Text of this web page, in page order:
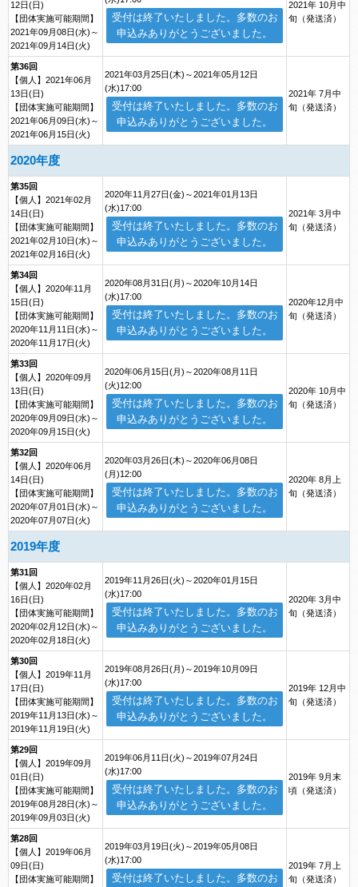
12日(日)
【団体実施可能期間】
2021年09月08日(水)～
2021年09月14日(火)
受付は終了いたしました。多数のお
申込みありがとうございました。
2021年 10月中
旬（発送済）
第36回
【個人】2021年06月
13日(日)
【団体実施可能期間】
2021年06月09日(水)～
2021年06月15日(火)
2021年03月25日(木)～2021年05月12日
(水)17:00
受付は終了いたしました。多数のお
申込みありがとうございました。
2021年 7月中
旬（発送済）
2020年度
第35回
【個人】2021年02月
14日(日)
【団体実施可能期間】
2021年02月10日(水)～
2021年02月16日(火)
2020年11月27日(金)～2021年01月13日
(水)17:00
受付は終了いたしました。多数のお
申込みありがとうございました。
2021年 3月中
旬（発送済）
第34回
【個人】2020年11月
15日(日)
【団体実施可能期間】
2020年11月11日(水)～
2020年11月17日(火)
2020年08月31日(月)～2020年10月14日
(水)17:00
受付は終了いたしました。多数のお
申込みありがとうございました。
2020年12月中
旬（発送済）
第33回
【個人】2020年09月
13日(日)
【団体実施可能期間】
2020年09月09日(水)～
2020年09月15日(火)
2020年06月15日(月)～2020年08月11日
(火)12:00
受付は終了いたしました。多数のお
申込みありがとうございました。
2020年 10月中
旬（発送済）
第32回
【個人】2020年06月
14日(日)
【団体実施可能期間】
2020年07月01日(水)～
2020年07月07日(火)
2020年03月26日(木)～2020年06月08日
(月)12:00
受付は終了いたしました。多数のお
申込みありがとうございました。
2020年 8月上
旬（発送済）
2019年度
第31回
【個人】2020年02月
16日(日)
【団体実施可能期間】
2020年02月12日(水)～
2020年02月18日(火)
2019年11月26日(火)～2020年01月15日
(水)17:00
受付は終了いたしました。多数のお
申込みありがとうございました。
2020年 3月中
旬（発送済）
第30回
【個人】2019年11月
17日(日)
【団体実施可能期間】
2019年11月13日(水)～
2019年11月19日(火)
2019年08月26日(月)～2019年10月09日
(水)17:00
受付は終了いたしました。多数のお
申込みありがとうございました。
2019年 12月中
旬（発送済）
第29回
【個人】2019年09月
01日(日)
【団体実施可能期間】
2019年08月28日(水)～
2019年09月03日(火)
2019年06月11日(火)～2019年07月24日
(水)17:00
受付は終了いたしました。多数のお
申込みありがとうございました。
2019年 9月末
頃（発送済）
第28回
【個人】2019年06月
09日(日)
【団体実施可能期間】
2019年03月19日(火)～2019年05月08日
(水)17:00
受付は終了いたしました。多数のお
2019年 7月上
旬（発送済）